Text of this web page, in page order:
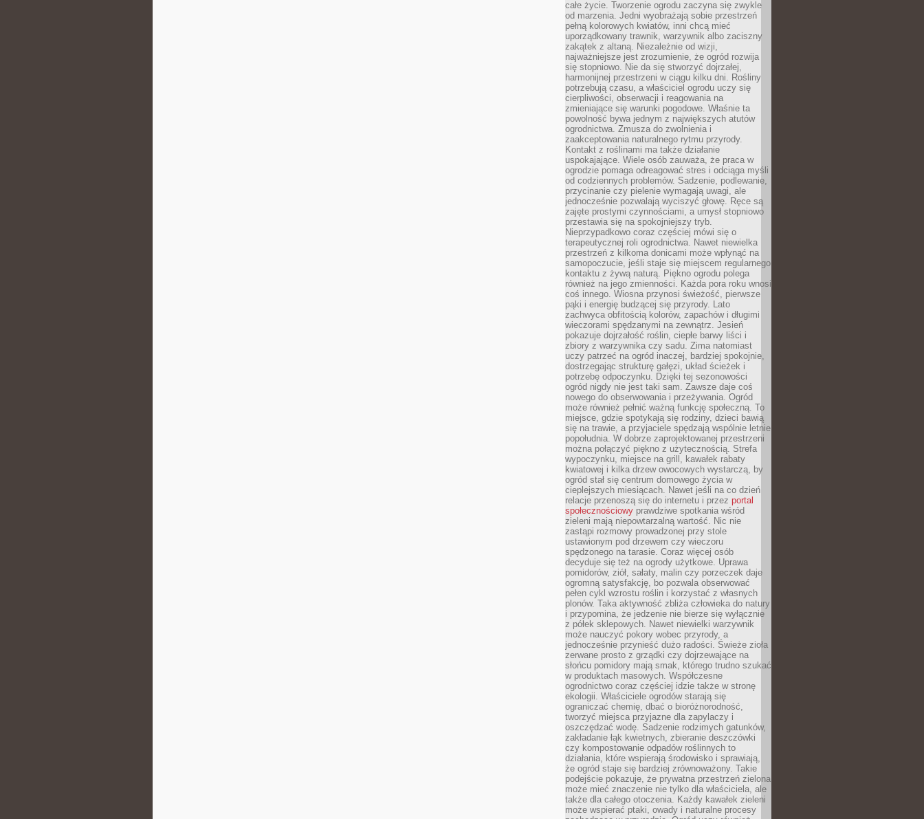
całe życie. Tworzenie ogrodu zaczyna się zwykle
od marzenia. Jedni wyobrażają sobie przestrzeń
pełną kolorowych kwiatów, inni chcą mieć
uporządkowany trawnik, warzywnik albo zaciszny
zakątek z altaną. Niezależnie od wizji,
najważniejsze jest zrozumienie, że ogród rozwija
się stopniowo. Nie da się stworzyć dojrzałej,
harmonijnej przestrzeni w ciągu kilku dni. Rośliny
potrzebują czasu, a właściciel ogrodu uczy się
cierpliwości, obserwacji i reagowania na
zmieniające się warunki pogodowe. Właśnie ta
powolność bywa jednym z największych atutów
ogrodnictwa. Zmusza do zwolnienia i
zaakceptowania naturalnego rytmu przyrody.
Kontakt z roślinami ma także działanie
uspokajające. Wiele osób zauważa, że praca w
ogrodzie pomaga odreagować stres i odciąga myśli
od codziennych problemów. Sadzenie, podlewanie,
przycinanie czy pielenie wymagają uwagi, ale
jednocześnie pozwalają wyciszyć głowę. Ręce są
zajęte prostymi czynnościami, a umysł stopniowo
przestawia się na spokojniejszy tryb.
Nieprzypadkowo coraz częściej mówi się o
terapeutycznej roli ogrodnictwa. Nawet niewielka
przestrzeń z kilkoma donicami może wpłynąć na
samopoczucie, jeśli staje się miejscem regularnego
kontaktu z żywą naturą. Piękno ogrodu polega
również na jego zmienności. Każda pora roku wnosi
coś innego. Wiosna przynosi świeżość, pierwsze
pąki i energię budzącej się przyrody. Lato
zachwyca obfitością kolorów, zapachów i długimi
wieczorami spędzanymi na zewnątrz. Jesień
pokazuje dojrzałość roślin, ciepłe barwy liści i
zbiory z warzywnika czy sadu. Zima natomiast
uczy patrzeć na ogród inaczej, bardziej spokojnie,
dostrzegając strukturę gałęzi, układ ścieżek i
potrzebę odpoczynku. Dzięki tej sezonowości
ogród nigdy nie jest taki sam. Zawsze daje coś
nowego do obserwowania i przeżywania. Ogród
może również pełnić ważną funkcję społeczną. To
miejsce, gdzie spotykają się rodziny, dzieci bawią
się na trawie, a przyjaciele spędzają wspólnie letnie
popołudnia. W dobrze zaprojektowanej przestrzeni
można połączyć piękno z użytecznością. Strefa
wypoczynku, miejsce na grill, kawałek rabaty
kwiatowej i kilka drzew owocowych wystarczą, by
ogród stał się centrum domowego życia w
cieplejszych miesiącach. Nawet jeśli na co dzień
relacje przenoszą się do internetu i przez portal
społecznościowy prawdziwe spotkania wśród
zieleni mają niepowtarzalną wartość. Nic nie
zastąpi rozmowy prowadzonej przy stole
ustawionym pod drzewem czy wieczoru
spędzonego na tarasie. Coraz więcej osób
decyduje się też na ogrody użytkowe. Uprawa
pomidorów, ziół, sałaty, malin czy porzeczek daje
ogromną satysfakcję, bo pozwala obserwować
pełen cykl wzrostu roślin i korzystać z własnych
plonów. Taka aktywność zbliża człowieka do natury
i przypomina, że jedzenie nie bierze się wyłącznie
z półek sklepowych. Nawet niewielki warzywnik
może nauczyć pokory wobec przyrody, a
jednocześnie przynieść dużo radości. Świeże zioła
zerwane prosto z grządki czy dojrzewające na
słońcu pomidory mają smak, którego trudno szukać
w produktach masowych. Współczesne
ogrodnictwo coraz częściej idzie także w stronę
ekologii. Właściciele ogrodów starają się
ograniczać chemię, dbać o bioróżnorodność,
tworzyć miejsca przyjazne dla zapylaczy i
oszczędzać wodę. Sadzenie rodzimych gatunków,
zakładanie łąk kwietnych, zbieranie deszczówki
czy kompostowanie odpadów roślinnych to
działania, które wspierają środowisko i sprawiają,
że ogród staje się bardziej zrównoważony. Takie
podejście pokazuje, że prywatna przestrzeń zielona
może mieć znaczenie nie tylko dla właściciela, ale
także dla całego otoczenia. Każdy kawałek zieleni
może wspierać ptaki, owady i naturalne procesy